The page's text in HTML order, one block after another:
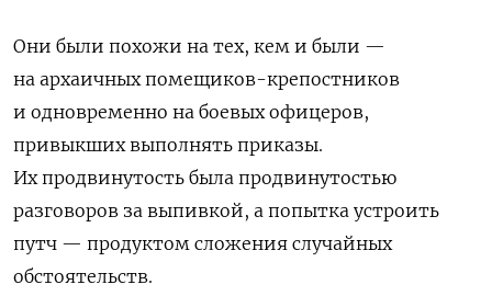
Они были похожи на тех, кем и были —
на архаичных помещиков-крепостников
и одновременно на боевых офицеров,
привыкших выполнять приказы.
Их продвинутость была продвинутостью
разговоров за выпивкой, а попытка устроить
путч — продуктом сложения случайных
обстоятельств.